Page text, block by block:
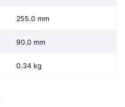
255.0 mm
90.0 mm
0.34 kg